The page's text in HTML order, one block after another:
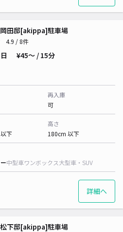
田邸[akippa]駐車場
4.9 / 8件
¥45〜 / 15分
再入庫
可
下
高さ
180cm 以下
中型車ワンボックス大型車・SUV
詳細へ
下邸[akippa]駐車場